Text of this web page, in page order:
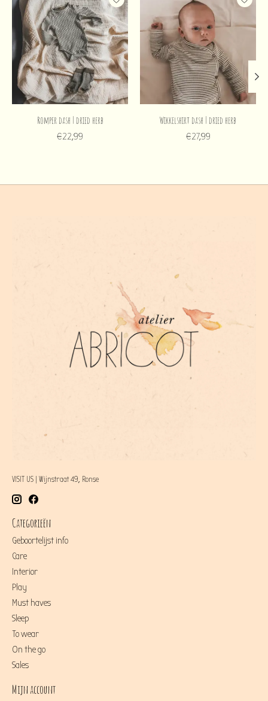
Romper dash | dried herb
€22,99
Wikkelshirt dash | dried herb
€27,99
VISIT US | Wijnstraat 49, Ronse
Categorieën
Geboortelijst info
Care
Interior
Play
Must haves
Sleep
To wear
On the go
Sales
Mijn account